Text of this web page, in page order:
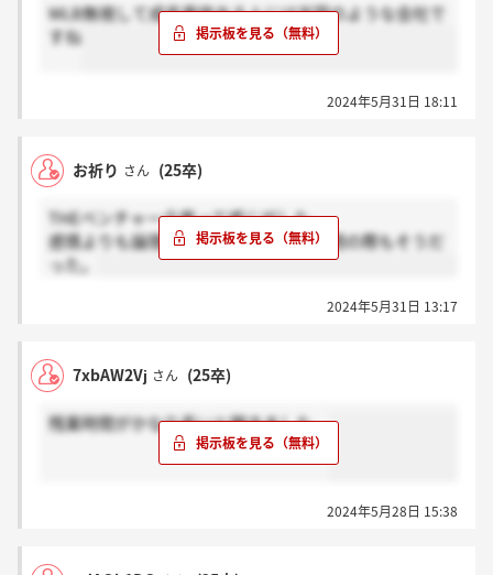
WLB無視して成長意欲ある人には天国のような会社で
すね
2024年5月31日 18:11
お祈り さん (25卒)
THEベンチャー企業って感じがした。
感情よりも論理を重視してくる。逆質問の際もそうだ
った。
2024年5月31日 13:17
7xbAW2Vj さん (25卒)
残業時間がかなり長いと聞きました。
2024年5月28日 15:38